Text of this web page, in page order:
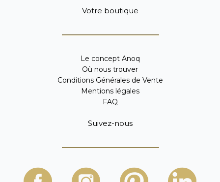
Votre boutique
Le concept Anoq
Où nous trouver
Conditions Générales de Vente
Mentions légales
FAQ
Suivez-nous